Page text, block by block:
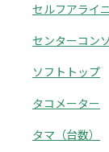
セルフアライ
センターコン
ソフトトップ
タコメーター
タマ（台数）